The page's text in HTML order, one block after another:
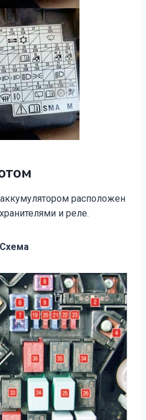
расположен
и реле.
Схема